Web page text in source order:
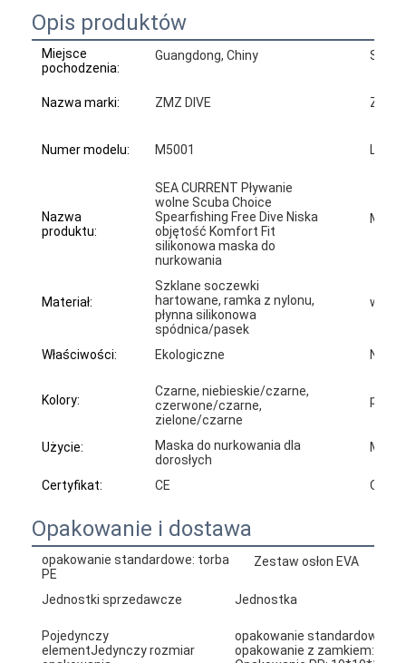
Opis produktów
Miejsce
pochodzenia:
Guangdong, Chiny
Nazwa marki: ZMZ DIVE
Numer modelu: M5001 Logo:
Nazwa
produktu:
SEA CURRENT Pływanie
wolne Scuba Choice
Spearfishing Free Dive Niska
objętość Komfort Fit
silikonowa maska do
nurkowania
MOQ:
Materiał:
Szklane soczewki
hartowane, ramka z nylonu,
płynna silikonowa
spódnica/pasek
Właściwości: Ekologiczne N.W.:
Kolory:
Czarne, niebieskie/czarne,
czerwone/czarne,
zielone/czarne
Użycie:
Maska do nurkowania dla
dorosłych
Certyfikat: CE
Opakowanie i dostawa
opakowanie standardowe: torba
PE
Zestaw osłon EVA
Jednostki sprzedawcze Jednostka
Pojedynczy
elementJedynczy rozmiar
opakowanie
opakowanie z zamkiem: